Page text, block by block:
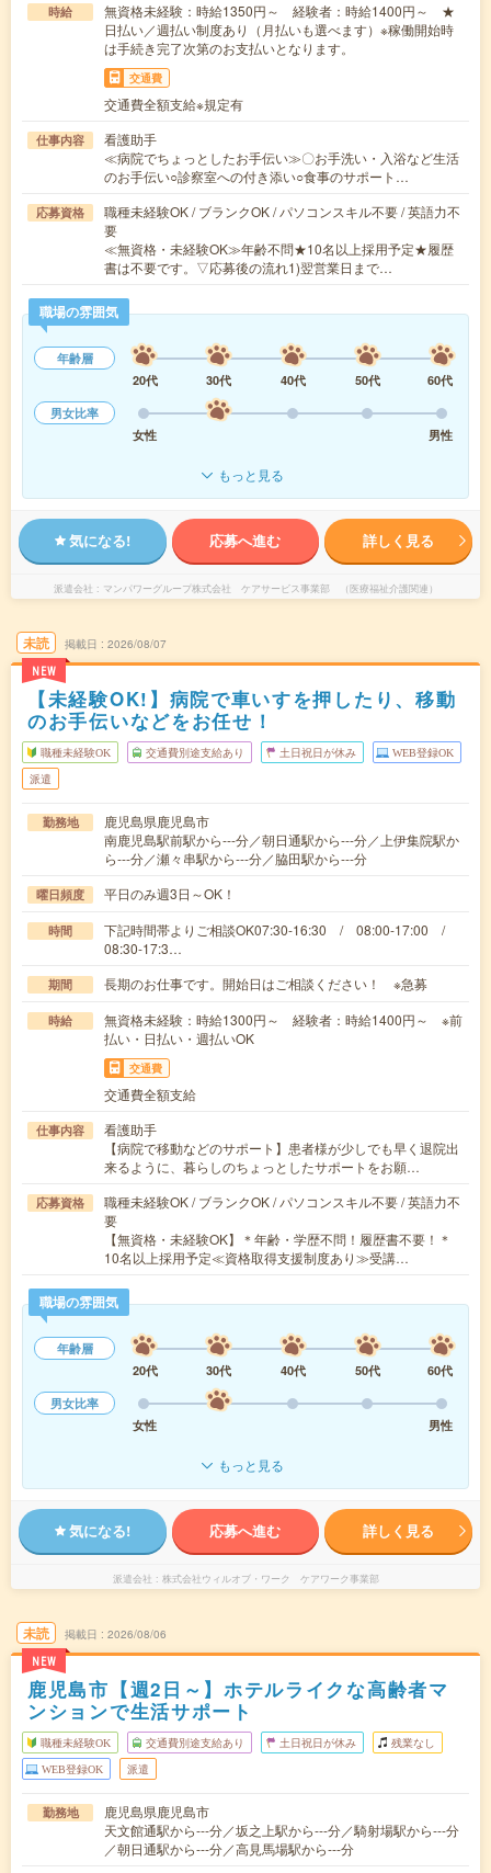
時給
無資格未経験：時給1350円～ 経験者：時給1400円～ ★
日払い／週払い制度あり（月払いも選べます）※稼働開始時
は手続き完了次第のお支払いとなります。
交通費
交通費全額支給※規定有
仕事内容
看護助手
≪病院でちょっとしたお手伝い≫〇お手洗い・入浴など生活
のお手伝い○診察室への付き添い○食事のサポート…
応募資格
職種未経験OK / ブランクOK / パソコンスキル不要 / 英語力不
要
≪無資格・未経験OK≫年齢不問★10名以上採用予定★履歴
書は不要です。▽応募後の流れ1)翌営業日まで…
職場の雰囲気
年齢層
20代
30代 40代 50代
60代
男女比率
女性
男性
もっと見る
気になる! 応募へ進む 詳しく見る
派遣会社 マンパワーグループ株式会社 ケアサービス事業部 （医療福祉介護関連）
未読
NEW
掲載日 2026/08/07
【未経験OK!】病院で車いすを押したり、移動
のお手伝いなどをお任せ！
職種未経験OK 交通費別途支給あり 土日祝日が休み WEB登録OK
派遣
勤務地
鹿児島県鹿児島市
南鹿児島駅前駅から---分／朝日通駅から---分／上伊集院駅か
ら---分／瀬々串駅から---分／脇田駅から---分
曜日頻度 平日のみ週3日～OK！
時間
下記時間帯よりご相談OK07:30-16:30 / 08:00-17:00 /
08:30-17:3…
期間 長期のお仕事です。開始日はご相談ください！ ※急募
時給
無資格未経験：時給1300円～ 経験者：時給1400円～ ※前
払い・日払い・週払いOK
交通費
交通費全額支給
仕事内容
看護助手
【病院で移動などのサポート】患者様が少しでも早く退院出
来るように、暮らしのちょっとしたサポートをお願…
応募資格
職種未経験OK / ブランクOK / パソコンスキル不要 / 英語力不
要
【無資格・未経験OK】＊年齢・学歴不問！履歴書不要！＊
10名以上採用予定≪資格取得支援制度あり≫受講…
職場の雰囲気
年齢層
20代
30代 40代 50代
60代
男女比率
女性
男性
もっと見る
気になる! 応募へ進む 詳しく見る
派遣会社 株式会社ウィルオブ・ワーク ケアワーク事業部
未読
NEW
掲載日 2026/08/06
鹿児島市【週2日～】ホテルライクな高齢者マ
ンションで生活サポート
職種未経験OK 交通費別途支給あり 土日祝日が休み 残業なし
WEB登録OK 派遣
勤務地
鹿児島県鹿児島市
天文館通駅から---分／坂之上駅から---分／騎射場駅から---分
／朝日通駅から---分／高見馬場駅から---分